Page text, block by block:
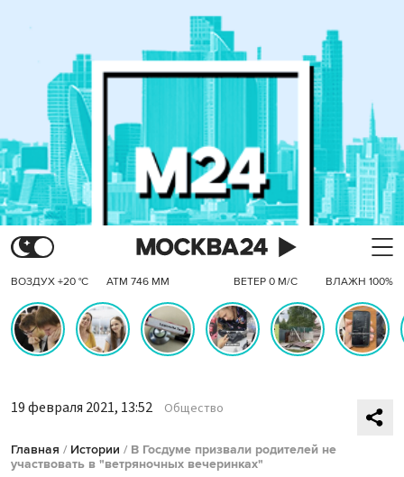
ВОЗДУХ +20 °C АТМ 746 ММ ВЕТЕР 0 М/С ВЛАЖН 100%
19 февраля 2021, 13:52 Общество
Главная / Истории / В Госдуме призвали родителей не
участвовать в "ветряночных вечеринках"